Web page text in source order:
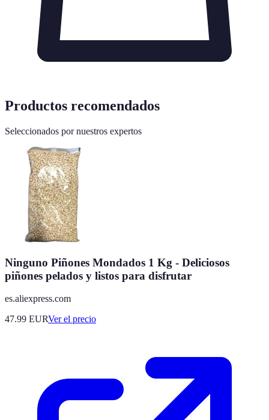
Productos recomendados
Seleccionados por nuestros expertos
Ninguno Piñones Mondados 1 Kg - Deliciosos
piñones pelados y listos para disfrutar
es.aliexpress.com
47.99 EURVer el precio